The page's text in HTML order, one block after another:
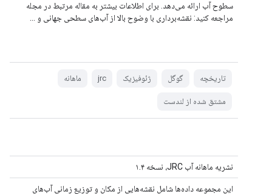
سطوح آب ارائه می‌دهد. برای اطلاعات بیشتر به مقاله مرتبط در مجله
مراجعه کنید: نقشه‌برداری با وضوح بالا از آب‌های سطحی جهانی و ...
تاریخچه گوگل ژئوفیزیک jrc ماهانه
مشتق شده از لندست
نشریه ماهانه آب JRC، نسخه ۱.۴
این مجموعه داده‌ها شامل نقشه‌هایی از مکان و توزیع زمانی آب‌های